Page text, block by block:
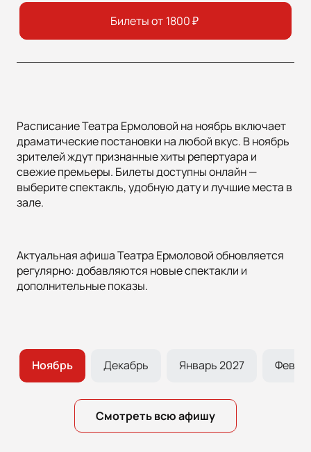
Билеты от 1800₽
Расписание Театра Ермоловой на ноябрь включает
драматические постановки на любой вкус. В ноябрь
зрителей ждут признанные хиты репертуара и
свежие премьеры. Билеты доступны онлайн —
выберите спектакль, удобную дату и лучшие места в
зале.
Актуальная афиша Театра Ермоловой обновляется
регулярно: добавляются новые спектакли и
дополнительные показы.
Ноябрь Декабрь Январь 2027
Смотреть всю афишу